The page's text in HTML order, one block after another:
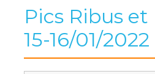
Pics Ribus
15-16/01/2022